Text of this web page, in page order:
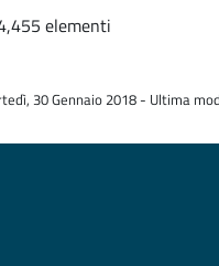
elementi
30 Gennaio 2018 - Ultima